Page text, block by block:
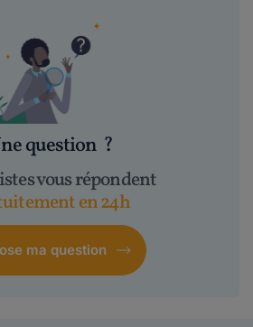
question ?
vous répondent
en 24h
ma question